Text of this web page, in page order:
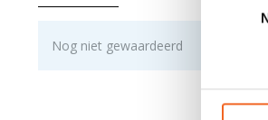
Nog niet gewaardeerd